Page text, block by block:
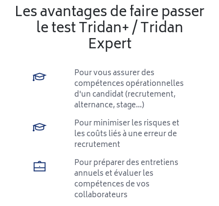
Les avantages de faire passer
le test Tridan+ / Tridan
Expert
Pour vous assurer des
compétences opérationnelles
d'un candidat (recrutement,
alternance, stage...)
Pour minimiser les risques et
les coûts liés à une erreur de
recrutement
Pour préparer des entretiens
annuels et évaluer les
compétences de vos
collaborateurs